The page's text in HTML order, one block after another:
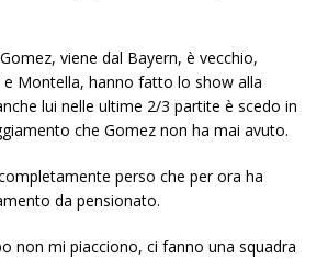
viene dal Bayern, è vecchio,
e Montella, hanno fatto lo show alla
lui nelle ultime 2/3 partite è scedo in
che Gomez non ha mai avuto.
perso che per ora ha
da pensionato.
non mi piacciono, ci fanno una squadra